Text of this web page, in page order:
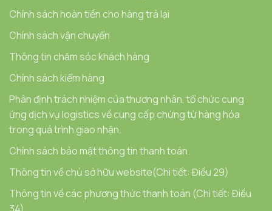
Chính sách hoàn tiền cho hàng trả lại
Chính sách vận chuyển
Thông tin chăm sóc khách hàng
Chính sách kiểm hàng
Phân định trách nhiệm của thương nhân, tổ chức cung
ứng dịch vụ logistics về cung cấp chứng từ hàng hóa
trong quá trình giao nhận.
Chính sách bảo mật thông tin thanh toán.
Thông tin về chủ sở hữu website(Chi tiết: Điều 29)
Thông tin về các phương thức thanh toán (Chi tiết: Điều